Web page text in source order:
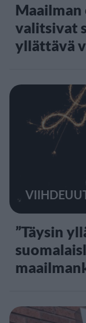
valitsivat
yllättävä
”Täysin